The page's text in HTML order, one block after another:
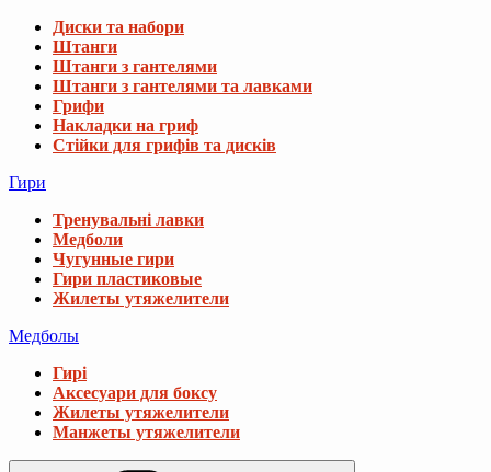
Диски та набори
Штанги
Штанги з гантелями
Штанги з гантелями та лавками
Грифи
Накладки на гриф
Стійки для грифів та дисків
Гири
Тренувальні лавки
Медболи
Чугунные гири
Гири пластиковые
Жилеты утяжелители
Медболы
Гирі
Аксесуари для боксу
Жилеты утяжелители
Манжеты утяжелители